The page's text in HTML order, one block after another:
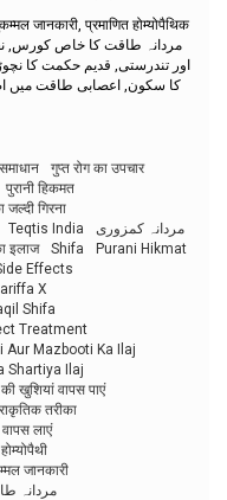
जानकारी, प्रमाणित होम्योपैथिक
اور تندرستی, قدیم حکمت کا
کا سکون, اعصابی طاقت میں
गुप्त रोग का उपचार
पुरानी हिकमत
जल्दी गिरना
Teqtis India
مردانہ کمزوری
इलाज Shifa
Purani Hikmat
Effects
X
Shifa
Treatment
Aur Mazbooti Ka Ilaj
Shartiya Ilaj
खुशियां वापस पाएं
तरीका
वापस लाएं
जानकारी
مردانہ